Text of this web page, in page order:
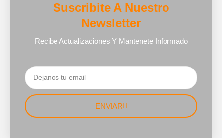
Suscribite A Nuestro
Newsletter
Recibe Actualizaciones Y Mantenete Informado
ENVIAR